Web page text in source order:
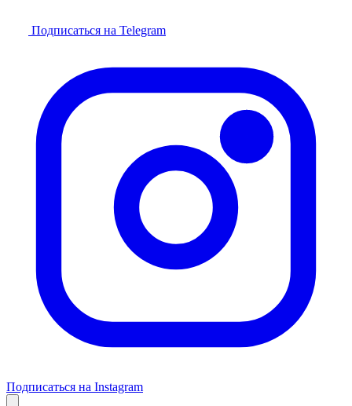
Подписаться на Telegram
Подписаться на Instagram